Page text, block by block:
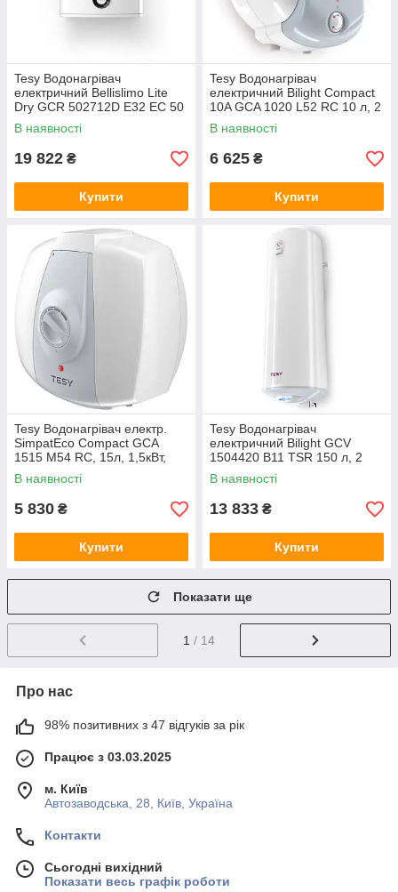
Tesy Водонагрівач
електричний Bellislimo Lite
Dry GCR 502712D E32 EC 50
л, 1.2 кВт, сухий тен, плаский,
універсальний монтаж,
В наявності
19 822 ₴
Купити
Tesy Водонагрівач
електричний Bilight Compact
10A GCA 1020 L52 RC 10 л, 2
кВт, над мийкою
В наявності
6 625 ₴
Купити
Tesy Водонагрівач електр.
SimpatEco Compact GCA
1515 M54 RC, 15л, 1,5кВт,
монтаж над мийкою, мех.
кер-ння, B, білий
В наявності
5 830 ₴
Купити
Tesy Водонагрівач
електричний Bilight GCV
1504420 B11 TSR 150 л, 2
кВт, круглий, мех. керування,
Болгарія, C
В наявності
13 833 ₴
Купити
Показати ще
1 / 14
Про нас
98% позитивних з 47 відгуків за рік
Працює з 03.03.2025
м. Київ
Автозаводська, 28, Київ, Україна
Контакти
Сьогодні вихідний
Показати весь графік роботи